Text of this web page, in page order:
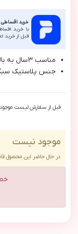
خرید
با خرید
قبل از خرید
مناسب ٣سال به بالا❌
جنس پلاستيك
قبل از سفارش لیست
موجود نیست
در حال حاضر این محصول